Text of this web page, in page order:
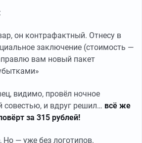
он контрафактный. Отнесу в
заключение (стоимость —
вам новый пакет
видимо, провёл ночное
совестью, и вдруг решил… всё же
за 315 рублей!
Но — уже без логотипов.